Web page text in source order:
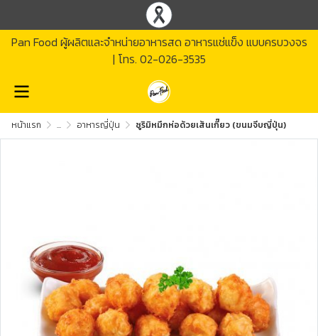
Pan Food ผู้ผลิตและจำหน่ายอาหารสด อาหารแช่แข็ง แบบครบวงจร
| โทร. 02-026-3535
หน้าแรก ... อาหารญี่ปุ่น ซูริมิหมึกห่อด้วยเส้นเกี๊ยว (ขนมจีบญี่ปุ่น)